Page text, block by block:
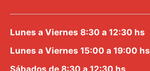
Lunes a Viernes 8:30 a 12:30 hs
Lunes a Viernes 15:00 a 19:00 hs
Sábados de 8:30 a 12:30 hs